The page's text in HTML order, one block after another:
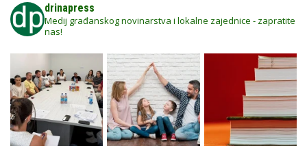
drinapress
Medij građanskog novinarstva i lokalne zajednice - zapratite
nas!